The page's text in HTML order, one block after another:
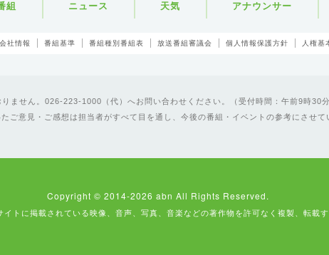
組 ニュース 天気 アナウンサー
会社情報 番組基準 番組種別番組表 放送番組審議会 個人情報保護方針 人権基
ません。026-223-1000（代）へお問い合わせください。（受付時間：午前9時30
ご意見・ご感想は担当者がすべて目を通し、今後の番組・イベントの参考にさせ
Copyright © 2014-2026 abn All Rights Reserved.
イトに掲載されている映像、音声、写真、音楽などの著作物を許可なく複製、転載す